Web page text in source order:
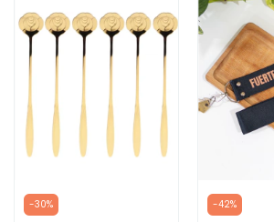
-30% -42%